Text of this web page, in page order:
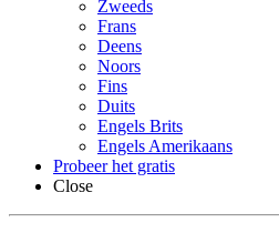
Zweeds
Frans
Deens
Noors
Fins
Duits
Engels Brits
Engels Amerikaans
Probeer het gratis
Close